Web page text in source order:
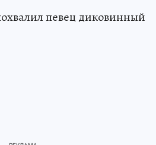
певец диковинный